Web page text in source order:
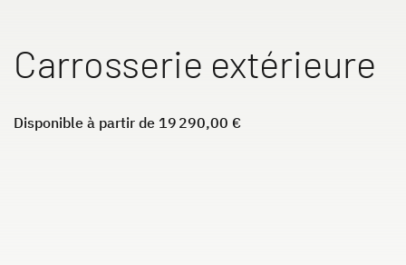
Accessoires d’origine Dethleffs
Carrosserie extérieure
Disponible à partir de 19 290,00 €